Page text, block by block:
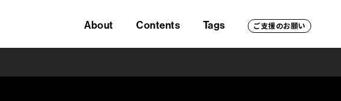
About Contents Tags ご支援のお願い